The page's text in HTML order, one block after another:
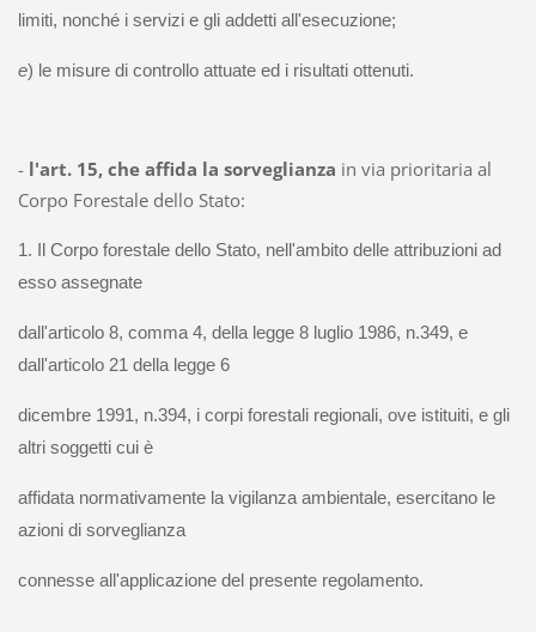
limiti, nonché i servizi e gli addetti all'esecuzione;
e) le misure di controllo attuate ed i risultati ottenuti.
- l'art. 15, che affida la sorveglianza in via prioritaria al
Corpo Forestale dello Stato:
1. Il Corpo forestale dello Stato, nell'ambito delle attribuzioni ad
esso assegnate
dall'articolo 8, comma 4, della legge 8 luglio 1986, n.349, e
dall'articolo 21 della legge 6
dicembre 1991, n.394, i corpi forestali regionali, ove istituiti, e gli
altri soggetti cui è
affidata normativamente la vigilanza ambientale, esercitano le
azioni di sorveglianza
connesse all'applicazione del presente regolamento.